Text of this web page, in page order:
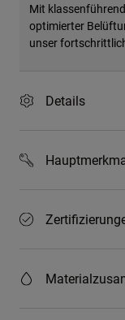
Mit
optimierter
unser
Details